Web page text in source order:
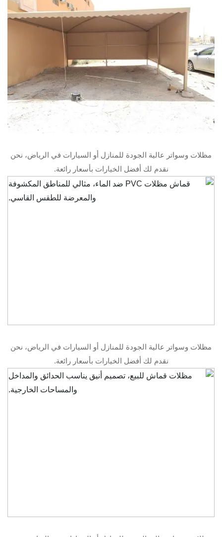
مظلات وسواتر عالية الجودة للمنازل أو السيارات في الرياض، نحن
نقدم لك أفضل الخيارات بأسعار رائعة.
مظلات وسواتر عالية الجودة للمنازل أو السيارات في الرياض، نحن
نقدم لك أفضل الخيارات بأسعار رائعة.